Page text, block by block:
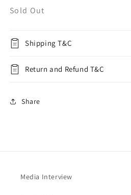
Sold Out
Shipping T&C
Return and Refund T&C
Share
Media Interview